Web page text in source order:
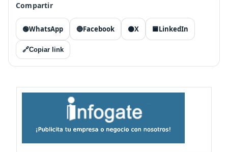
Compartir
🟢WhatsApp 🔵Facebook ⚫X 🟦LinkedIn
🔗Copiar link